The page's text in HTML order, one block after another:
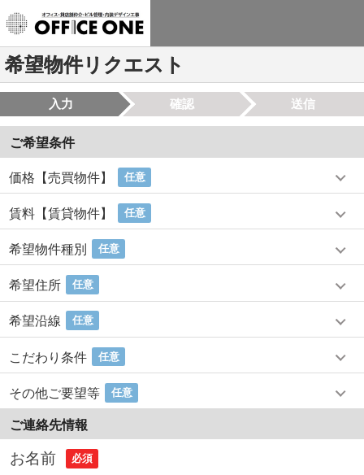
希望物件リクエスト
入力 確認 送信
ご希望条件
価格【売買物件】 任意
賃料【賃貸物件】 任意
希望物件種別 任意
希望住所 任意
希望沿線 任意
こだわり条件 任意
その他ご要望等 任意
ご連絡先情報
お名前 必須